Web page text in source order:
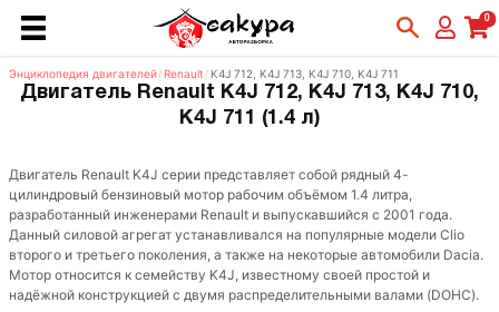
0
Энциклопедия двигателей/ Renault / K4J 712, K4J 713, K4J 710, K4J 711
Двигатель Renault K4J 712, K4J 713, K4J 710,
K4J 711 (1.4 л)
Двигатель Renault K4J серии представляет собой рядный 4-
цилиндровый бензиновый мотор рабочим объёмом 1.4 литра,
разработанный инженерами Renault и выпускавшийся с 2001 года.
Данный силовой агрегат устанавливался на популярные модели Clio
второго и третьего поколения, а также на некоторые автомобили Dacia.
Мотор относится к семейству K4J, известному своей простой и
надёжной конструкцией с двумя распределительными валами (DOHC).